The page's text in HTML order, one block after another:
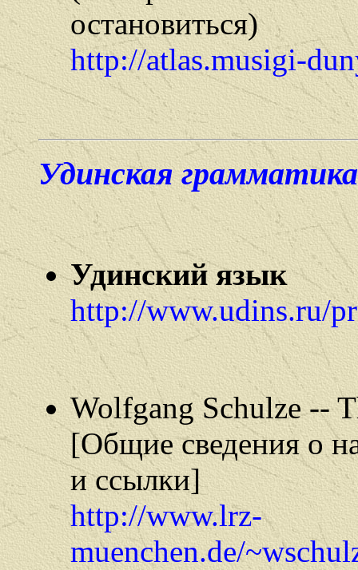
остановиться)
http://atlas.musigi-
Удинская грамматика
Удинский язык
http://www.udins.ru/
Wolfgang Schulze --
[Общие сведения о
и ссылки]
http://www.lrz-
muenchen.de/